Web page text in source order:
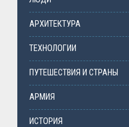
АРХИТЕКТУРА
ТЕХНОЛОГИИ
ПУТЕШЕСТВИЯ И СТРАНЫ
АРМИЯ
ИСТОРИЯ